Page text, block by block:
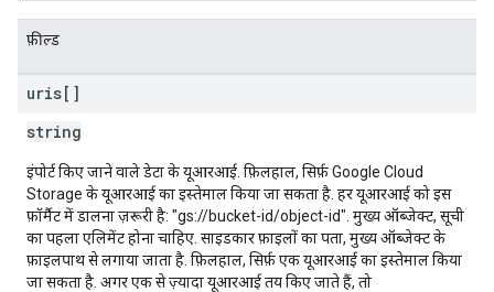
फ़ील्ड
uris[]
string
इंपोर्ट किए जाने वाले डेटा के यूआरआई. फ़िलहाल, सिर्फ़ Google Cloud
Storage के यूआरआई का इस्तेमाल किया जा सकता है. हर यूआरआई को इस
फ़ॉर्मैट में डालना ज़रूरी है: "gs://bucket-id/object-id". मुख्य ऑब्जेक्ट, सूची
का पहला एलिमेंट होना चाहिए. साइडकार फ़ाइलों का पता, मुख्य ऑब्जेक्ट के
फ़ाइलपाथ से लगाया जाता है. फ़िलहाल, सिर्फ़ एक यूआरआई का इस्तेमाल किया
जा सकता है. अगर एक से ज़्यादा यूआरआई तय किए जाते हैं, तो